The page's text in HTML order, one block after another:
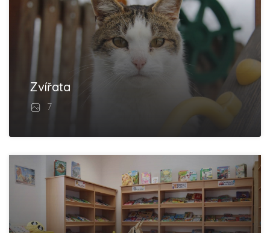
Zvířata
7